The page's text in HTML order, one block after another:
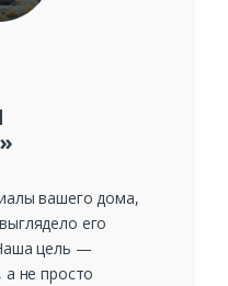
вашего дома,
его
цель —
а не просто